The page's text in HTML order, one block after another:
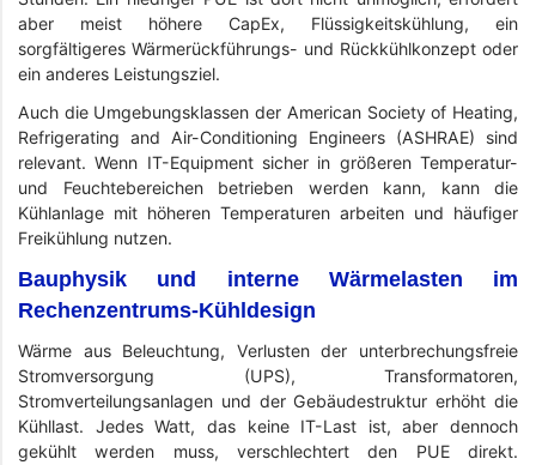
aber meist höhere CapEx, Flüssigkeitskühlung, ein
sorgfältigeres Wärmerückführungs- und Rückkühlkonzept oder
ein anderes Leistungsziel.
Auch die Umgebungsklassen der American Society of Heating,
Refrigerating and Air-Conditioning Engineers (ASHRAE) sind
relevant. Wenn IT-Equipment sicher in größeren Temperatur-
und Feuchtebereichen betrieben werden kann, kann die
Kühlanlage mit höheren Temperaturen arbeiten und häufiger
Freikühlung nutzen.
Bauphysik und interne Wärmelasten im
Rechenzentrums-Kühldesign
Wärme aus Beleuchtung, Verlusten der unterbrechungsfreie
Stromversorgung (UPS), Transformatoren,
Stromverteilungsanlagen und der Gebäudestruktur erhöht die
Kühllast. Jedes Watt, das keine IT-Last ist, aber dennoch
gekühlt werden muss, verschlechtert den PUE direkt.